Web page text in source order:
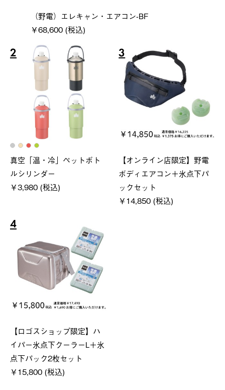
（野電）エレキャン・エアコン-BF
￥68,600 (税込)
2
真空「温・冷」ペットボト
ルシリンダー
￥3,980 (税込)
3
【オンライン店限定】野電
ボディエアコン＋氷点下パ
ックセット
￥14,850 (税込)
4
【ロゴスショップ限定】ハ
イパー氷点下クーラーL＋氷
点下パック2枚セット
￥15,800 (税込)